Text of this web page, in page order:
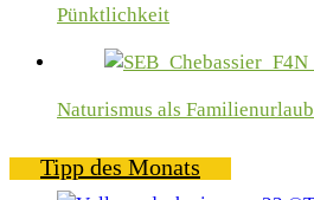
Pünktlichkeit
Naturismus als Familienurlaub
Tipp des Monats